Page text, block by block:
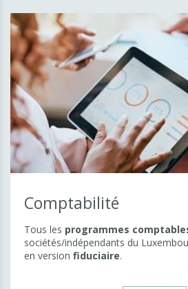
MyEntreprise ERP
Gestion du temps de travail
Sage BOB Gestion Commerciale
Microsoft Dynamics 365 for F&O
Microsoft Dynamics 365 Business
Microsoft CRM
Gestion documentaire
ELO ECM Suite & DocXtractor
Demat'Box
Collaboration
Comptabilité
Tous les programmes
sociétés/indépendants du
en version fiduciaire.